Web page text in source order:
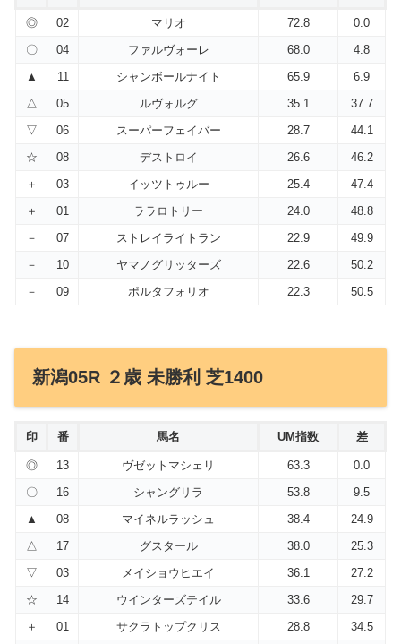
◎ 02 マリオ 72.8
0.0
〇
04 ファルヴォーレ 68.0
4.8
▲
11 シャンボールナイト 65.9
6.9
△
05 ルヴォルグ 35.1
37.7
▽
06 スーパーフェイバー 28.7
44.1
☆
08 デストロイ 26.6
46.2
＋
03 イッツトゥルー 25.4
47.4
＋
01 ララロトリー 24.0
48.8
－
07 ストレイライトラン 22.9
49.9
－
10 ヤマノグリッターズ 22.6
50.2
－
09 ポルタフォリオ 22.3 50.5
新潟05R ２歳 未勝利 芝1400
印 番 馬名 UM指数 差
◎ 13 ヴゼットマシェリ 63.3
0.0
〇
16 シャングリラ 53.8
9.5
▲
08 マイネルラッシュ 38.4
24.9
△
17 グスタール 38.0
25.3
▽
03 メイショウヒエイ 36.1
27.2
☆
14 ウインターズテイル 33.6
29.7
＋
01 サクラトップクリス 28.8
34.5